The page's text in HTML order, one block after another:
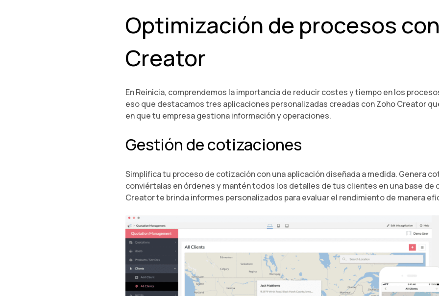
Optimización de procesos
Creator
En Reinicia, comprendemos la importancia de reducir costes y tiempo en los
eso que destacamos tres aplicaciones personalizadas creadas con Zoho Creator
en que tu empresa gestiona información y operaciones.
Gestión de cotizaciones
Simplifica tu proceso de cotización con una aplicación diseñada a medida. Genera
conviértalas en órdenes y mantén todos los detalles de tus clientes en una base de
Creator te brinda informes personalizados para evaluar el rendimiento de manera